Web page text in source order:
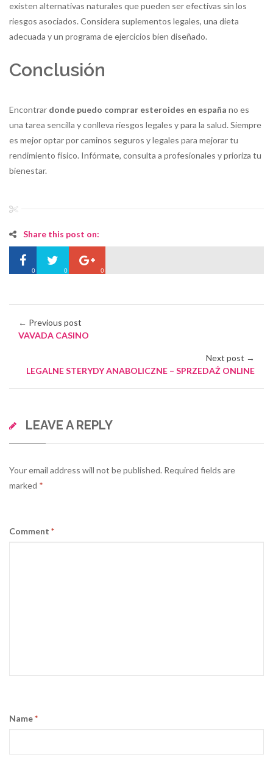
existen alternativas naturales que pueden ser efectivas sin los
riesgos asociados. Considera suplementos legales, una dieta
adecuada y un programa de ejercicios bien diseñado.
Conclusión
Encontrar donde puedo comprar esteroides en españa no es
una tarea sencilla y conlleva riesgos legales y para la salud. Siempre
es mejor optar por caminos seguros y legales para mejorar tu
rendimiento físico. Infórmate, consulta a profesionales y prioriza tu
bienestar.
Share this post on:
0 0 0
← Previous post
VAVADA CASINO
Next post →
LEGALNE STERYDY ANABOLICZNE – SPRZEDAŻ ONLINE
LEAVE A REPLY
Your email address will not be published. Required fields are
marked *
Comment *
Name*